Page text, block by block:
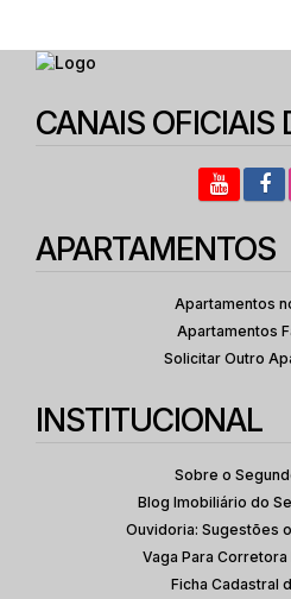
CANAIS OFICIAIS
APARTAMENTOS
Apartamentos
Apartamentos
Solicitar Outro
INSTITUCIONAL
Sobre o
Blog Imobiliário do
Ouvidoria: Sugestões
Vaga Para
Ficha Cadastral